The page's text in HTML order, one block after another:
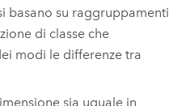
basano su raggruppamenti
di classe che
modi le differenze tra
sia uguale in